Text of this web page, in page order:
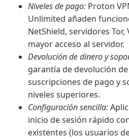
Niveles de pago: Proton
Unlimited añaden
NetShield, servidores Tor,
mayor acceso al servidor.
Devolución de dinero y
garantía de devolución
suscripciones de pago y
niveles superiores.
Configuración sencilla:
inicio de sesión rápido
existentes (los usuarios